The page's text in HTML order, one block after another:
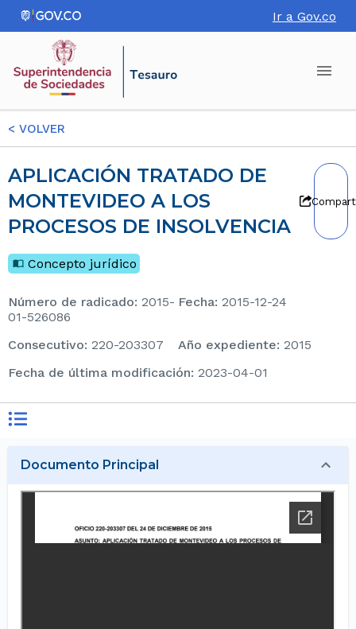
Ir a Gov.co
< VOLVER
APLICACIÓN TRATADO DE
MONTEVIDEO A LOS
PROCESOS DE INSOLVENCIA
Concepto jurídico
Número de radicado: 2015-
01-526086
Fecha: 2015-12-24
consecutivo: 220-203307 Año expediente: 2015
Fecha de última modificación: 2023-04-01
Documento Principal